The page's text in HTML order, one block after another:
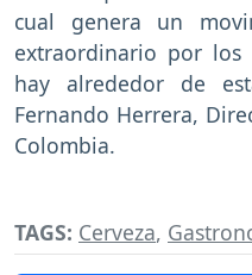
cual genera un
extraordinario por los
hay alrededor de
Fernando Herrera,
Colombia.
TAGS: Cerveza,